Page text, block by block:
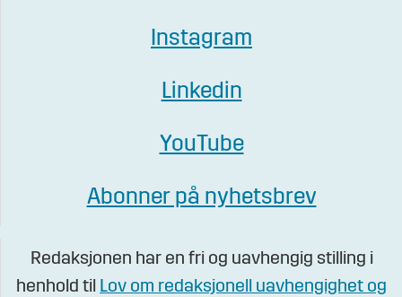
Instagram
Linkedin
YouTube
Abonner på nyhetsbrev
Redaksjonen har en fri og uavhengig stilling i
henhold til Lov om redaksjonell uavhengighet og